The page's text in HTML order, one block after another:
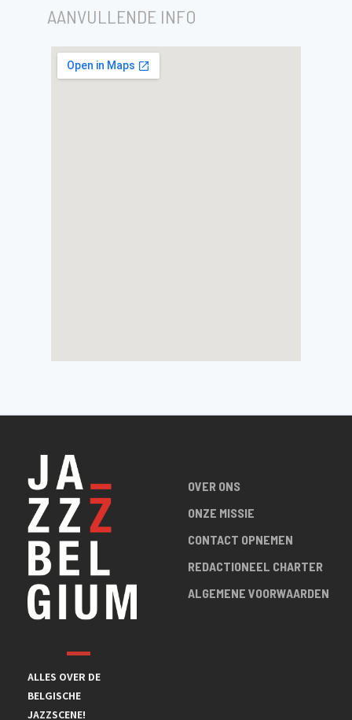
AANVULLENDE INFO
ALLES OVER DE
BELGISCHE
JAZZSCENE!
OVER ONS
ONZE MISSIE
CONTACT OPNEMEN
REDACTIONEEL CHARTER
ALGEMENE VOORWAARDEN